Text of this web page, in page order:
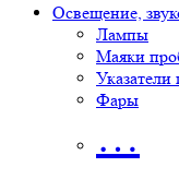
Освещение,
Лампы
Маяки
Указатели
Фары
…